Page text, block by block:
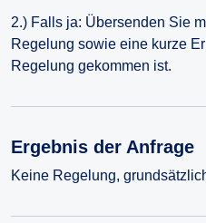
2.) Falls ja: Übersenden Sie
Regelung sowie eine kurze
Regelung gekommen ist.
Ergebnis der Anfrage
Keine Regelung,